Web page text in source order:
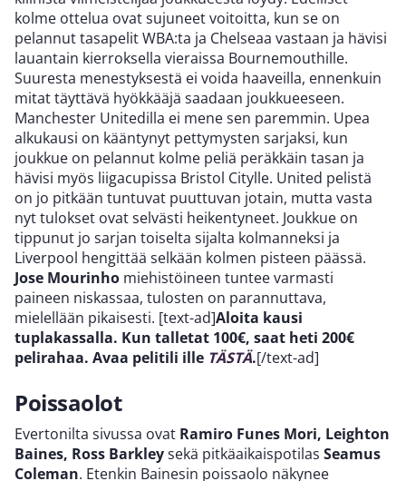
kolme ottelua ovat sujuneet voitoitta, kun se on
pelannut tasapelit WBA:ta ja Chelseaa vastaan ja hävisi
lauantain kierroksella vieraissa Bournemouthille.
Suuresta menestyksestä ei voida haaveilla, ennenkuin
mitat täyttävä hyökkääjä saadaan joukkueeseen.
Manchester Unitedilla ei mene sen paremmin. Upea
alkukausi on kääntynyt pettymysten sarjaksi, kun
joukkue on pelannut kolme peliä peräkkäin tasan ja
hävisi myös liigacupissa Bristol Citylle. United pelistä
on jo pitkään tuntuvat puuttuvan jotain, mutta vasta
nyt tulokset ovat selvästi heikentyneet. Joukkue on
tippunut jo sarjan toiselta sijalta kolmanneksi ja
Liverpool hengittää selkään kolmen pisteen päässä.
Jose Mourinho miehistöineen tuntee varmasti
paineen niskassaa, tulosten on parannuttava,
mielellään pikaisesti. [text-ad]Aloita kausi
tuplakassalla. Kun talletat 100€, saat heti 200€
pelirahaa. Avaa pelitili ille TÄSTÄ.[/text-ad]
Poissaolot
Evertonilta sivussa ovat Ramiro Funes Mori, Leighton
Baines, Ross Barkleysekä pitkäaikaispotilas Seamus
Coleman. Etenkin Bainesin poissaolo näkynee